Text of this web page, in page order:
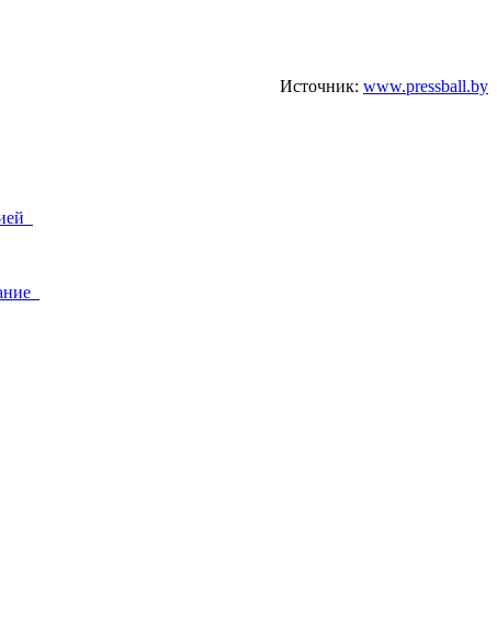
Источник: www.pressball.by